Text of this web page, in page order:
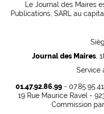
Le Journal des Maires
Publications, SARL au
Journal des Maires,
Service
01.47.92.86.99-
19 Rue Maurice Ravel -
Commission